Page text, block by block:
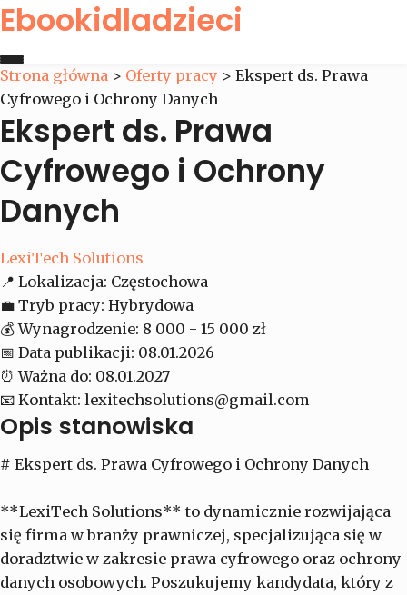
Ebookidladzieci
Strona główna
Oferty pracy
Kontakt
Strona główna > Oferty pracy > Ekspert ds. Prawa
Cyfrowego i Ochrony Danych
Ekspert ds. Prawa
Cyfrowego i Ochrony
Danych
LexiTech Solutions
📍 Lokalizacja: Częstochowa
💼 Tryb pracy: Hybrydowa
💰 Wynagrodzenie: 8 000 - 15 000 zł
📅 Data publikacji: 08.01.2026
⏰ Ważna do: 08.01.2027
📧 Kontakt: lexitechsolutions@gmail.com
Opis stanowiska
# Ekspert ds. Prawa Cyfrowego i Ochrony Danych
**LexiTech Solutions** to dynamicznie rozwijająca
się firma w branży prawniczej, specjalizująca się w
doradztwie w zakresie prawa cyfrowego oraz ochrony
danych osobowych. Poszukujemy kandydata, który z